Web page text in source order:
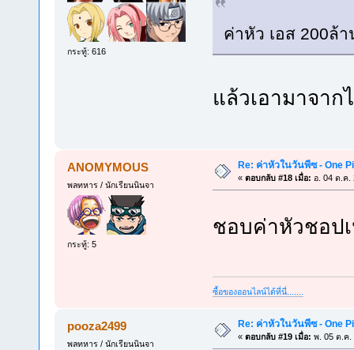
กระทู้: 616
ค่าหัว เอส 200ล้
แล้วเอามาจา
ANOMYMOUS
พลทหาร / นักเรียนนินจา
กระทู้: 5
Re: ค่าหัวในวันพีซ - One
« ตอบกลับ #18 เมื่อ: อ. 04 ต.ค.
ชอบค่าหัวชอป
ซื้อของออนไลน์ได้ที่นี่.
pooza2499
พลทหาร / นักเรียนนินจา
Re: ค่าหัวในวันพีซ - One
« ตอบกลับ #19 เมื่อ: พ. 05 ต.ค.